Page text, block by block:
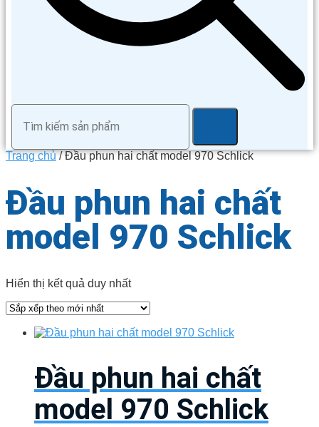
Trang chủ/ Đầu phun hai chất model 970 Schlick
Đầu phun hai chất
model 970 Schlick
Hiển thị kết quả duy nhất
Đầu phun hai chất
model 970 Schlick